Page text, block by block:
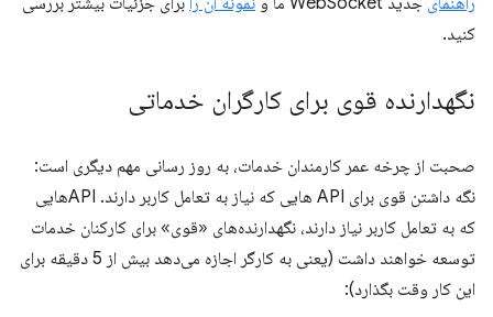
کنید.
نگهدارنده قوی برای کارگران خدماتی
صحبت از چرخه عمر کارمندان خدمات، به روز رسانی مهم دیگری است:
نگه داشتن قوی برای API هایی که نیاز به تعامل کاربر دارند. APIهایی
که به تعامل کاربر نیاز دارند، نگهدارنده‌های «قوی» برای کارکنان خدمات
توسعه خواهند داشت (یعنی به کارگر اجازه می‌دهد بیش از 5 دقیقه برای
این کار وقت بگذارد):